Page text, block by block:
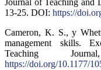
Journal of Teaching and
13-25. DOI: https://
Cameron, K. S., y
management skills.
Teaching
https://doi.org/10.1177/